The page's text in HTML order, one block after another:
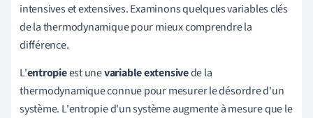
intensives et extensives. Examinons quelques variables clés
de la thermodynamique pour mieux comprendre la
différence.
L'entropieest unevariable extensivede la
thermodynamique connue pour mesurer le désordre d'un
système. L'entropie d'un système augmente à mesure que le